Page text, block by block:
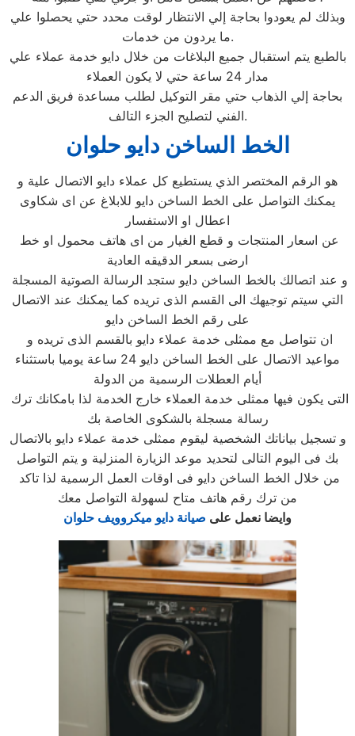
وبذلك لم يعودوا بحاجة إلي الانتظار لوقت محدد حتي يحصلوا علي
ما يردون من خدمات.
بالطبع يتم استقبال جميع البلاغات من خلال دايو خدمة عملاء علي
مدار 24 ساعة حتي لا يكون العملاء
بحاجة إلي الذهاب حتي مقر التوكيل لطلب مساعدة فريق الدعم
الفني لتصليح الجزء التالف.
الخط الساخن دايو حلوان
هو الرقم المختصر الذي يستطيع كل عملاء دايو الاتصال علية و
يمكنك التواصل على الخط الساخن دايو للابلاغ عن اى شكاوى
اعطال او الاستفسار
ارضى بسعر الدقيقه العادية
التي سيتم توجيهك الى القسم الذى تريده كما يمكنك عند الاتصال
على رقم الخط الساخن دايو
مواعيد الاتصال على الخط الساخن دايو 24 ساعة يوميا باستثناء
أيام العطلات الرسمية من الدولة
رسالة مسجلة بالشكوى الخاصة بك
و تسجيل بياناتك الشخصية ليقوم ممثلى خدمة عملاء دايو بالاتصال
بك فى اليوم التالى لتحديد موعد الزيارة المنزلية و يتم التواصل
من ترك رقم هاتف متاح لسهولة التواصل معك
وايضا نعمل على صيانة دايو ميكروويف حلوان